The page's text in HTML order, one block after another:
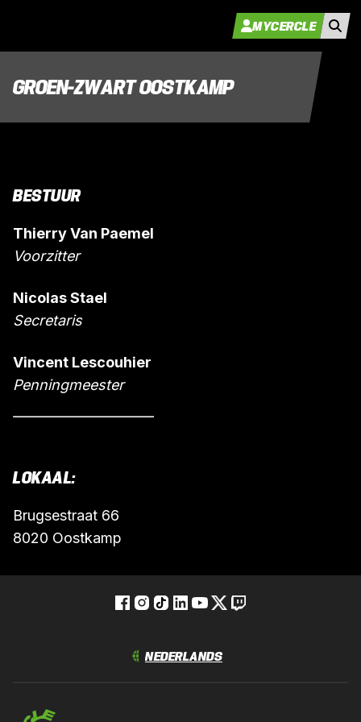
MYCERCLE
GROEN-ZWART OOSTKAMP
BESTUUR
Thierry Van Paemel
Voorzitter
Nicolas Stael
Secretaris
Vincent Lescouhier
Penningmeester
LOKAAL:
Brugsestraat 66
8020 Oostkamp